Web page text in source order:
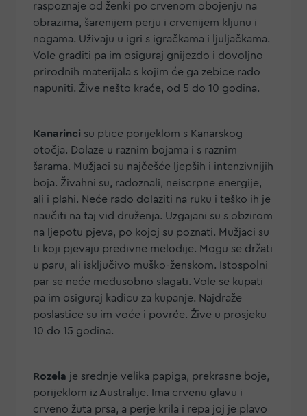
raspoznaje od ženki po crvenom obojenju na
obrazima, šarenijem perju i crvenijem kljunu i
nogama. Uživaju u igri s igračkama i ljuljačkama.
Vole graditi pa im osiguraj gnijezdo i dovoljno
prirodnih materijala s kojim će ga zebice rado
napuniti. Žive nešto kraće, od 5 do 10 godina.
Kanarinci su ptice porijeklom s Kanarskog
otočja. Dolaze u raznim bojama i s raznim
šarama. Mužjaci su najčešće ljepših i intenzivnijih
boja. Živahni su, radoznali, neiscrpne energije,
ali i plahi. Neće rado dolaziti na ruku i teško ih je
naučiti na taj vid druženja. Uzgajani su s obzirom
na ljepotu pjeva, po kojoj su poznati. Mužjaci su
ti koji pjevaju predivne melodije. Mogu se držati
u paru, ali isključivo muško-ženskom. Istospolni
par se neće međusobno slagati. Vole se kupati
pa im osiguraj kadicu za kupanje. Najdraže
poslastice su im voće i povrće. Žive u prosjeku
10 do 15 godina.
Rozela je srednje velika papiga, prekrasne boje,
porijeklom iz Australije. Ima crvenu glavu i
crveno žuta prsa, a perje krila i repa joj je plavo